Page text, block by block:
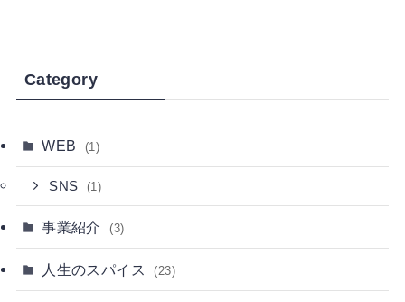
Category
WEB (1)
SNS (1)
事業紹介 (3)
人生のスパイス (23)